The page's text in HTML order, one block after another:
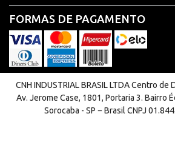
FORMAS DE PAGAMENTO
CNH INDUSTRIAL BRASIL LTDA Centro de
Av. Jerome Case, 1801, Portaria 3. Bairro
Sorocaba - SP − Brasil CNPJ